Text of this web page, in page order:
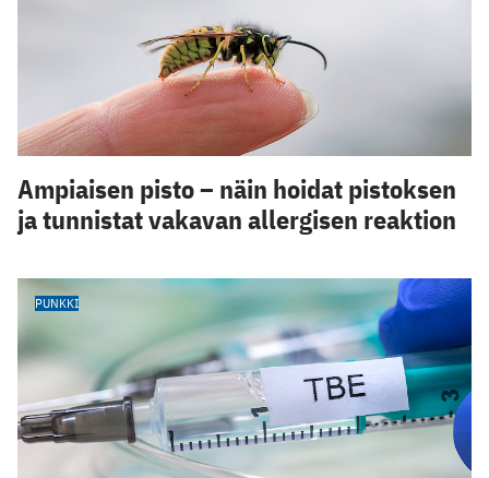
Ampiaisen pisto – näin hoidat pistoksen
ja tunnistat vakavan allergisen reaktion
PUNKKI